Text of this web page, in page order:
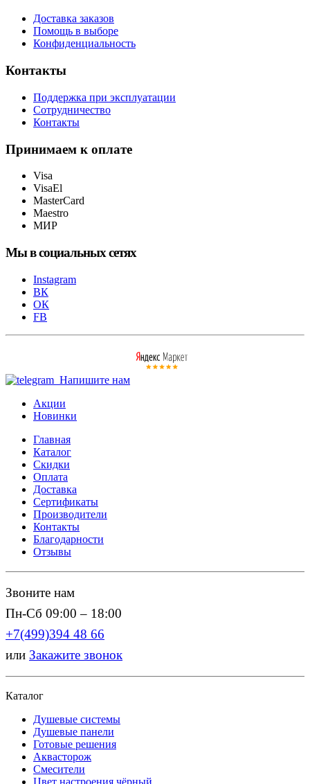
Доставка заказов
Помощь в выборе
Конфиденциальность
Контакты
Поддержка при эксплуатации
Сотрудничество
Контакты
Принимаем к оплате
Visa
VisaEl
MasterCard
Maestro
МИР
Мы в социальных сетях
Instagram
ВК
ОК
FB
Напишите нам
Акции
Новинки
Главная
Каталог
Скидки
Оплата
Доставка
Сертификаты
Производители
Контакты
Благодарности
Отзывы
Звоните нам
Пн-Сб 09:00 – 18:00
+7(499)394 48 66
или Закажите звонок
Каталог
Душевые системы
Душевые панели
Готовые решения
Аквасторож
Смесители
Цвет настроения чёрный